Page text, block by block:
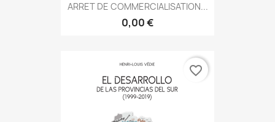
ARRET DE COMMERCIALISATION...
0,00 €
favorite_border